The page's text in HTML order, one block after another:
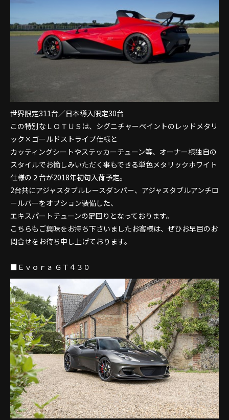
世界限定311台／日本導入限定30台
この特別なＬＯＴＵＳは、シグニチャーペイントのレッドメタリ
ック×ゴールドストライプ仕様と
カッティングシートやステッカーチューン等、オーナー様独自の
スタイルでお愉しみいただく事もできる単色メタリックホワイト
仕様の２台が2018年初旬入荷予定。
2台共にアジャスタブルレースダンパー、アジャスタブルアンチロ
ールバーをオプション装備した、
エキスパートチューンの足回りとなっております。
こちらもご興味をお持ち下さいましたお客様は、ぜひお早目のお
問合せをお待ち申し上げております。
■Ｅｖｏｒａ ＧＴ４３０